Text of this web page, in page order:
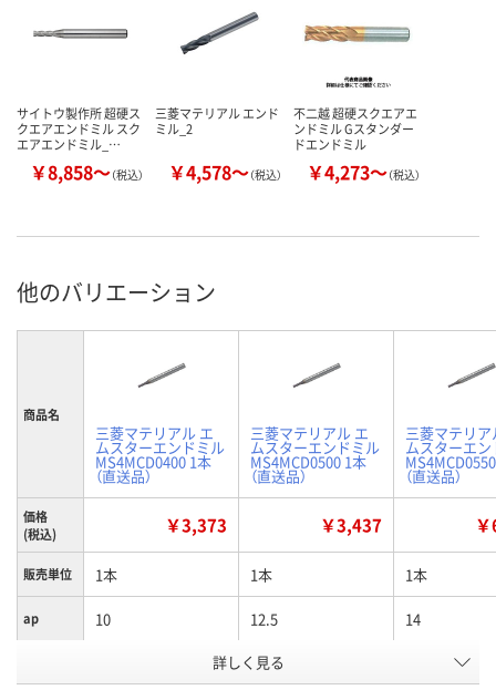
サイトウ製作所 超硬ス
クエアエンドミル スク
エアエンドミル_…
￥8,858～（税込）
三菱マテリアル エンド
ミル_2
￥4,578～（税込）
不二越 超硬スクエアエ
ンドミル Gスタンダー
ドエンドミル
￥4,273～（税込）
他のバリエーション
商品名
三菱マテリアル エ
ムスターエンドミル
MS4MCD0400 1本
（直送品）
三菱マテリアル エ
ムスターエンドミル
MS4MCD0500 1本
（直送品）
三菱マテリア
ムスターエ
（直送品）
価格
(税込)
￥3,373 ￥3,437
販売単位 1本 1本 1本
ap 10 12.5 14
5
詳しく見る